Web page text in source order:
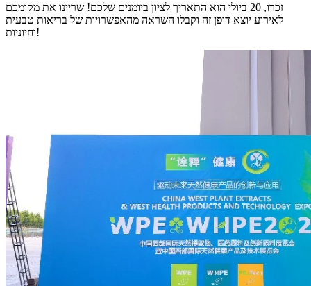
זכרו, 20 ביולי הוא התאריך לציון ביומנים שלכם! שריינו את מקומכם
לאירוע יוצא דופן זה וקבלו השראה מהאפשרויות של בריאות טבעית
וחיוניות!